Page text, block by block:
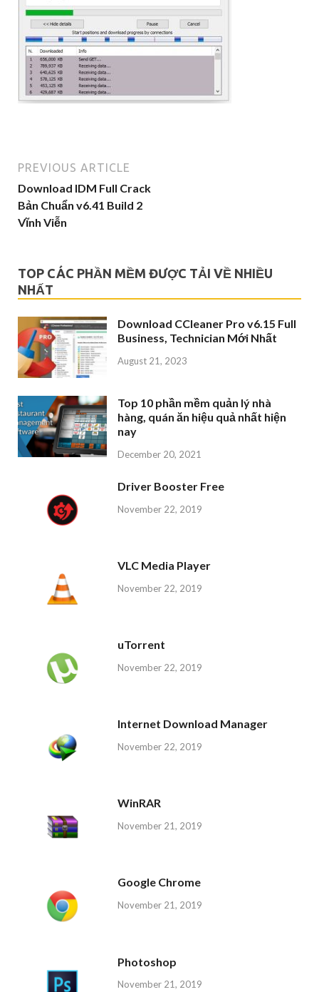
PREVIOUS ARTICLE
Download IDM Full Crack
Bản Chuẩn v6.41 Build 2
Vĩnh Viễn
TOP CÁC PHẦN MỀM ĐƯỢC TẢI VỀ NHIỀU
NHẤT
Download CCleaner Pro v6.15 Full
Business, Technician Mới Nhất
August 21, 2023
Top 10 phần mềm quản lý nhà
hàng, quán ăn hiệu quả nhất hiện
nay
December 20, 2021
Driver Booster Free
November 22, 2019
VLC Media Player
November 22, 2019
uTorrent
November 22, 2019
Internet Download Manager
November 22, 2019
WinRAR
November 21, 2019
Google Chrome
November 21, 2019
Photoshop
November 21, 2019